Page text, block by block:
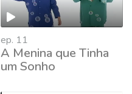
ep. 11
A Menina que Tinha
um Sonho